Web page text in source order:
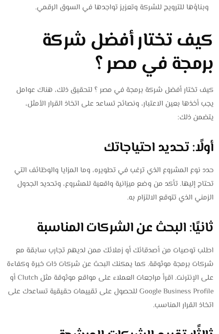
وبناؤها للترويج للشركة وتعزيز تواجدها في السوق الرقمي.
كيف تختار أفضل شركة
برمجة في مصر ؟
كيف تختار أفضل شركة برمجة في مصر ؟ لتحقيق ذلك، هناك عوامل
يجب أخذها بعين الاعتبار، ونصائح تساعد على اتخاذ القرار الأمثل،
يتضمن ذلك:
أولًا: تحديد احتياجاتك
حدد نوع المشروع الذي ترغب في تطويره، وما المزايا والوظائف التي
تحتاج إليها. تأكد من وضع ميزانية واقعية للمشروع، وتحديد الجدول
الزمني الذي تتوقع الالتزام به.
ثانيًا: البحث عن الشركات المناسبة
اطلب توصيات من أصدقائك أو زملائك ممن لديهم تجارب سابقة مع
شركات برمجة موثوقة. كما يمكنك البحث عن شركات ذات خبرة وكفاءة
على الإنترنت. اقرأ مراجعات العملاء على مواقع موثوقة مثل Clutch أو
Google Business Profile للحصول على تقييمات حقيقية تساعدك على
اتخاذ القرار المناسب.